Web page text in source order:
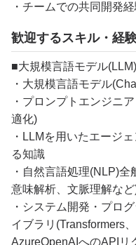
・チームでの共同開発
歓迎するスキル・経
■大規模言語モデル
・大規模言語モデル
・プロンプトエンジニ
適化)
・LLMを用いたエージ
る知識
・自然言語処理(NLP)全
意味解析、文脈理解な
・システム開発・プロ
イブラリ(Transformers
AzureOpenAIへのAPIリ